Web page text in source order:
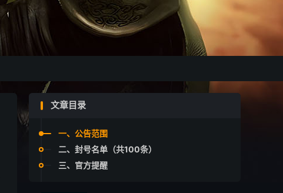
文章目录
一、公告范围
二、封号名单（共100条）
三、官方提醒